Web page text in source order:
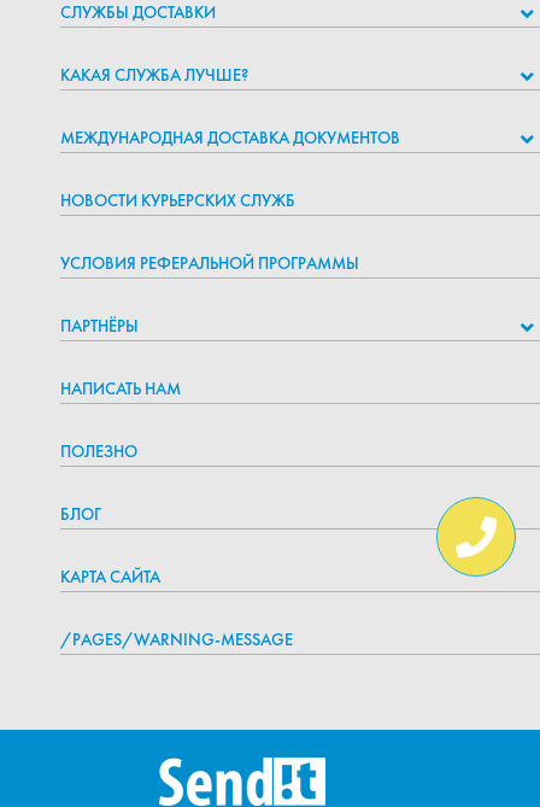
СЛУЖБЫ ДОСТАВКИ
КАКАЯ СЛУЖБА ЛУЧШЕ?
МЕЖДУНАРОДНАЯ ДОСТАВКА ДОКУМЕНТОВ
НОВОСТИ КУРЬЕРСКИХ СЛУЖБ
УСЛОВИЯ РЕФЕРАЛЬНОЙ ПРОГРАММЫ
ПАРТНЁРЫ
НАПИСАТЬ НАМ
ПОЛЕЗНО
БЛОГ
КАРТА САЙТА
/PAGES/WARNING-MESSAGE